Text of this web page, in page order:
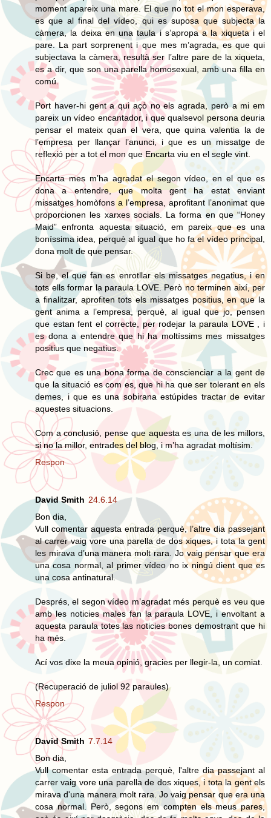
moment apareix una mare. El que no tot el mon esperava,
es que al final del vídeo, qui es suposa que subjecta la
càmera, la deixa en una taula i s’apropa a la xiqueta i el
pare. La part sorprenent i que mes m’agrada, es que qui
subjectava la càmera, resultà ser l’altre pare de la xiqueta,
es a dir, que son una parella homosexual, amb una filla en
comú.
Port haver-hi gent a qui açò no els agrada, però a mi em
pareix un vídeo encantador, i que qualsevol persona deuria
pensar el mateix quan el vera, que quina valentia la de
l’empresa per llançar l’anunci, i que es un missatge de
reflexió per a tot el mon que Encarta viu en el segle vint.
Encarta mes m’ha agradat el segon vídeo, en el que es
dona a entendre, que molta gent ha estat enviant
missatges homòfons a l’empresa, aprofitant l’anonimat que
proporcionen les xarxes socials. La forma en que “Honey
Maid” enfronta aquesta situació, em pareix que es una
boníssima idea, perquè al igual que ho fa el vídeo principal,
dona molt de que pensar.
Si be, el que fan es enrotllar els missatges negatius, i en
tots ells formar la paraula LOVE. Però no terminen així, per
a finalitzar, aprofiten tots els missatges positius, en que la
gent anima a l’empresa, perquè, al igual que jo, pensen
que estan fent el correcte, per rodejar la paraula LOVE , i
es dona a entendre que hi ha moltíssims mes missatges
positius que negatius.
Crec que es una bona forma de conscienciar a la gent de
que la situació es com es, que hi ha que ser tolerant en els
demes, i que es una sobirana estúpides tractar de evitar
aquestes situacions.
Com a conclusió, pense que aquesta es una de les millors,
si no la millor, entrades del blog, i m’ha agradat moltísim.
Respon
David Smith 24.6.14
Bon dia,
Vull comentar aquesta entrada perquè, l’altre dia passejant
al carrer vaig vore una parella de dos xiques, i tota la gent
les mirava d’una manera molt rara. Jo vaig pensar que era
una cosa normal, al primer vídeo no ix ningú dient que es
una cosa antinatural.
Després, el segon vídeo m’agradat més perquè es veu que
amb les noticies males fan la paraula LOVE, i envoltant a
aquesta paraula totes las noticies bones demostrant que hi
ha més.
Ací vos dixe la meua opinió, gracies per llegir-la, un comiat.
(Recuperació de juliol 92 paraules)
Respon
David Smith 7.7.14
Bon dia,
Vull comentar esta entrada perquè, l'altre dia passejant al
carrer vaig vore una parella de dos xiques, i tota la gent els
mirava d'una manera molt rara. Jo vaig pensar que era una
cosa normal. Però, segons em compten els meus pares,